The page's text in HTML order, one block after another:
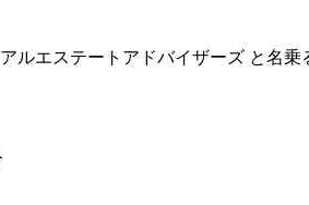
ルエステートアドバイザーズ と名乗